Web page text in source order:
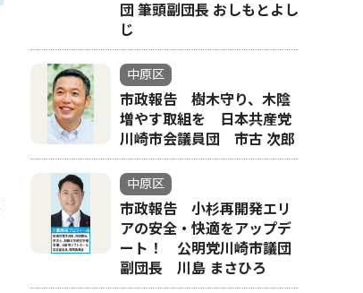
団 筆頭副団長 おしもとよし
じ
中原区
市政報告 樹木守り、木陰
増やす取組を 日本共産党
川崎市会議員団 市古 次郎
中原区
市政報告 小杉再開発エリ
アの安全・快適をアップデ
ート！ 公明党川崎市議団
副団長 川島 まさひろ